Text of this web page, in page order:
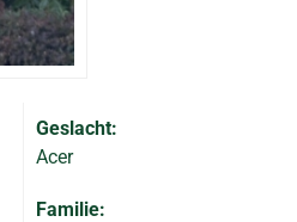
Geslacht:
Acer
Familie: